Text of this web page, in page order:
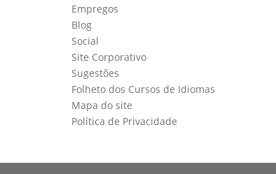
Empregos
Blog
Social
Site Corporativo
Sugestões
Folheto dos Cursos de Idiomas
Mapa do site
Política de Privacidade